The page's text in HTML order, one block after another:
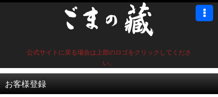
公式サイトに戻る場合は上部のロゴをクリックしてくださ
い。
お客様登録